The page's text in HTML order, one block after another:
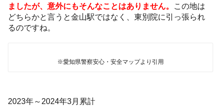
ましたが、意外にもそんなことはありません。 この地は
どちらかと言うと金山駅ではなく、東別院に引っ張られ
るのですね。
※愛知県警察安心・安全マップより引用
2023年～2024年3月累計